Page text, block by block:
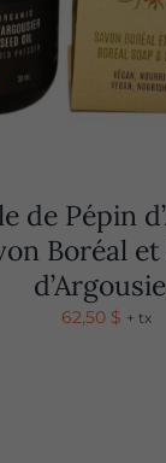
de Pépin
Boréal
62,50 $ + tx